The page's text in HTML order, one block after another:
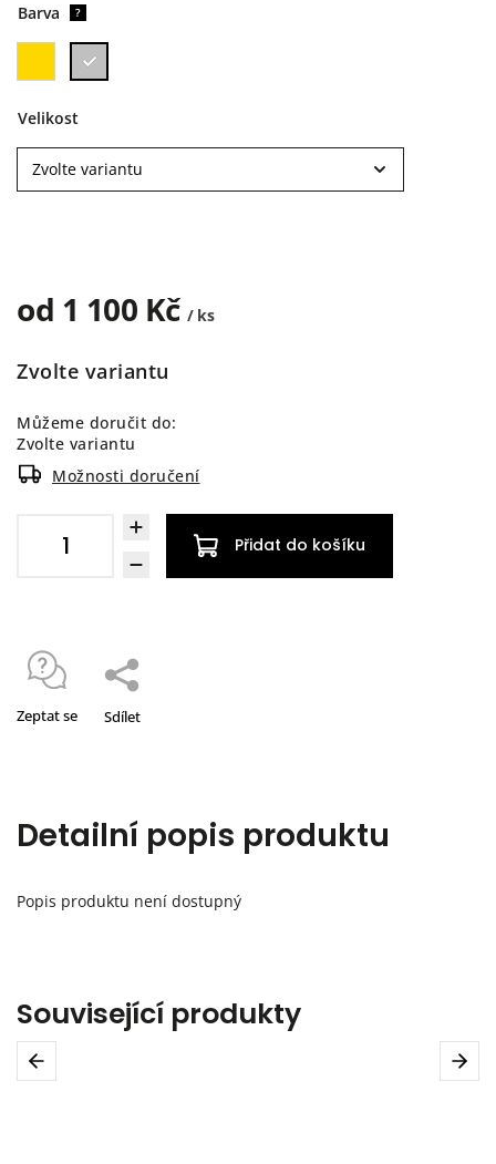
Barva ?
Velikost
od 1 100 Kč / ks
Zvolte variantu
Můžeme doručit do:
Zvolte variantu
Možnosti doručení
Přidat do košíku
Zeptat se Sdílet
Detailní popis produktu
Popis produktu není dostupný
Související produkty
Previous Next